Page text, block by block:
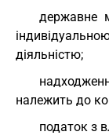
державне
діяльністю;
належить до
податок з